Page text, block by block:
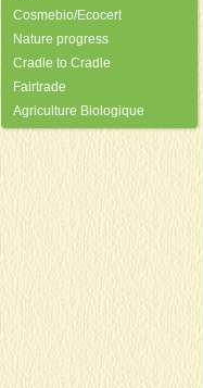
Cosmebio/Ecocert
Nature progress
Cradle to Cradle
Fairtrade
Agriculture Biologique